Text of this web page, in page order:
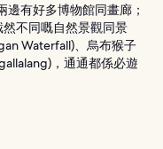
邊有好多博物館同畫廊；
不同嘅自然景觀同景
Waterfall)、烏布猴子
，通通都係必遊